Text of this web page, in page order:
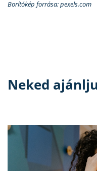
Borítókép forrása: pexels.com
Neked